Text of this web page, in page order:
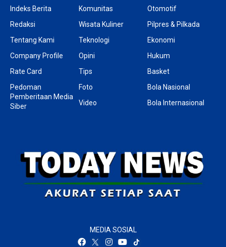
Indeks Berita
Redaksi
Tentang Kami
Company Profile
Rate Card
Pedoman
Pemberitaan Media
Siber
Komunitas
Wisata Kuliner
Teknologi
Opini
Tips
Foto
Video
Otomotif
Pilpres & Pilkada
Ekonomi
Hukum
Basket
Bola Nasional
Bola Internasional
MEDIA SOSIAL